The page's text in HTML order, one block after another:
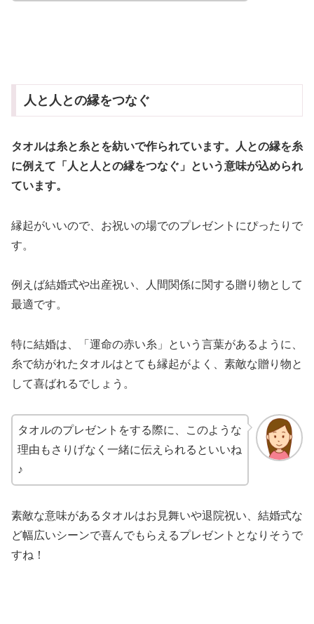
人と人との縁をつなぐ
タオルは糸と糸とを紡いで作られています。人との縁を糸
に例えて「人と人との縁をつなぐ」という意味が込められ
ています。
縁起がいいので、お祝いの場でのプレゼントにぴったりで
す。
例えば結婚式や出産祝い、人間関係に関する贈り物として
最適です。
特に結婚は、「運命の赤い糸」という言葉があるように、
糸で紡がれたタオルはとても縁起がよく、素敵な贈り物と
して喜ばれるでしょう。
タオルのプレゼントをする際に、このような
理由もさりげなく一緒に伝えられるといいね
♪
素敵な意味があるタオルはお見舞いや退院祝い、結婚式な
ど幅広いシーンで喜んでもらえるプレゼントとなりそうで
すね！